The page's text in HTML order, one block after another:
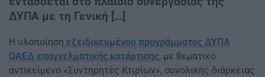
ΔΥΠΑ με τη Γενική […]
Η υλοποίηση εξειδικευμένου προγράμματος ΔΥΠΑ
ΟΑΕΔ επαγγελματικής κατάρτισης, με θεματικό
αντικείμενο «Συντηρητές Κτιρίων», συνολικής διάρκειας